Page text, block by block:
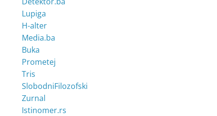
Lupiga
H-alter
Media.ba
Buka
Prometej
Tris
SlobodniFilozofski
Zurnal
Istinomer.rs